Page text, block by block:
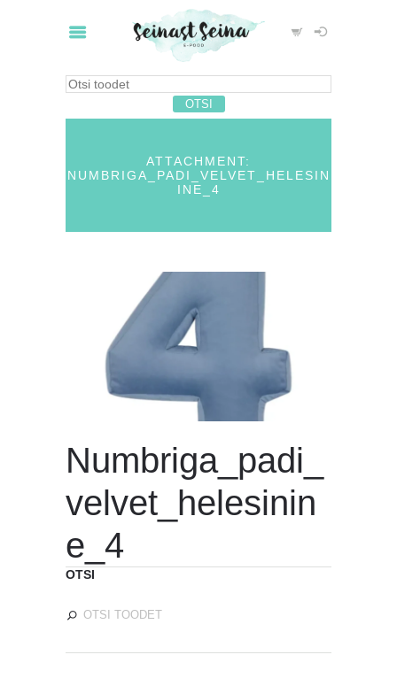
ATTACHMENT:
NUMBRIGA_PADI_VELVET_HELESIN
INE_4
Numbriga_padi_
velvet_helesinin
e_4
OTSI